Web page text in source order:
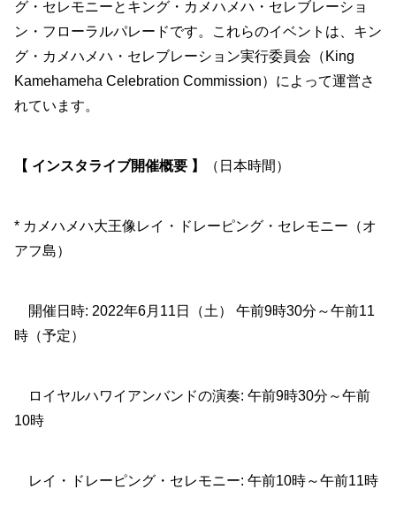
グ・セレモニーとキング・カメハメハ・セレブレーショ
ン・フローラルパレードです。これらのイベントは、キン
グ・カメハメハ・セレブレーション実行委員会（King
Kamehameha Celebration Commission）によって運営さ
れています。
【 インスタライブ開催概要 】 （日本時間）
* カメハメハ大王像レイ・ドレーピング・セレモニー（オ
アフ島）
開催日時: 2022年6月11日（土） 午前9時30分～午前11
時（予定）
ロイヤルハワイアンバンドの演奏: 午前9時30分～午前
10時
レイ・ドレーピング・セレモニー: 午前10時～午前11時